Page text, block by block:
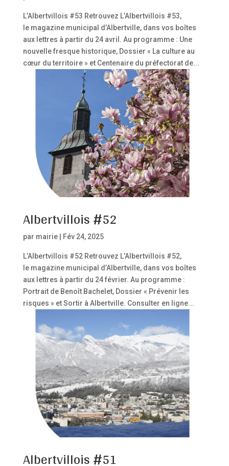
L’Albertvillois #53 Retrouvez L’Albertvillois #53,
le magazine municipal d’Albertville, dans vos boîtes
aux lettres à partir du 24 avril. Au programme : Une
nouvelle fresque historique, Dossier « La culture au
cœur du territoire » et Centenaire du préfectorat de...
Albertvillois #52
par mairie| Fév 24, 2025
L’Albertvillois #52 Retrouvez L’Albertvillois #52,
le magazine municipal d’Albertville, dans vos boîtes
aux lettres à partir du 24 février. Au programme :
Portrait de Benoît Bachelet, Dossier « Prévenir les
risques » et Sortir à Albertville. Consulter en ligne...
Albertvillois #51